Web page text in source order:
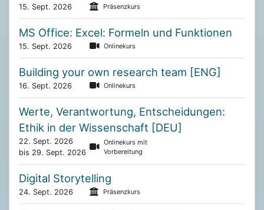
15. Sept. 2026 Präsenzkurs
MS Office: Excel: Formeln und Funktionen
15. Sept. 2026 Onlinekurs
Building your own research team [ENG]
16. Sept. 2026 Onlinekurs
Werte, Verantwortung, Entscheidungen:
Ethik in der Wissenschaft [DEU]
22. Sept. 2026
bis 29. Sept. 2026
Onlinekurs mit
Vorbereitung
Digital Storytelling
24. Sept. 2026 Präsenzkurs